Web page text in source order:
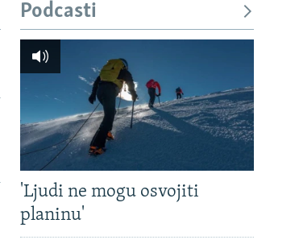
Podcasti
'Ljudi ne mogu osvojiti
planinu'